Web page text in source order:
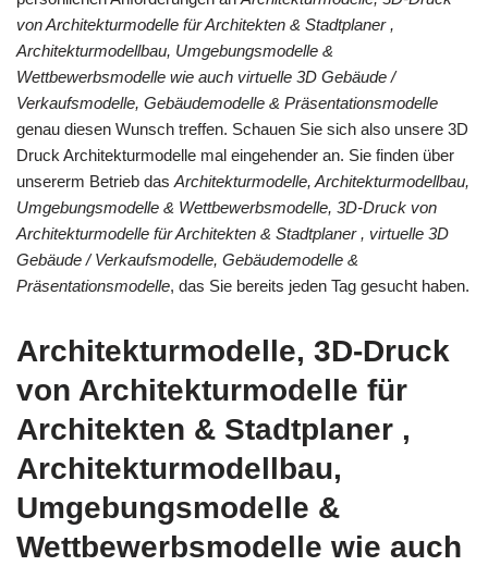
von Architekturmodelle für Architekten & Stadtplaner ,
Architekturmodellbau, Umgebungsmodelle &
Wettbewerbsmodelle wie auch virtuelle 3D Gebäude /
Verkaufsmodelle, Gebäudemodelle & Präsentationsmodelle
genau diesen Wunsch treffen. Schauen Sie sich also unsere 3D
Druck Architekturmodelle mal eingehender an. Sie finden über
unsererm Betrieb das Architekturmodelle, Architekturmodellbau,
Umgebungsmodelle & Wettbewerbsmodelle, 3D-Druck von
Architekturmodelle für Architekten & Stadtplaner , virtuelle 3D
Gebäude / Verkaufsmodelle, Gebäudemodelle &
Präsentationsmodelle, das Sie bereits jeden Tag gesucht haben.
Architekturmodelle, 3D-Druck
von Architekturmodelle für
Architekten & Stadtplaner ,
Architekturmodellbau,
Umgebungsmodelle &
Wettbewerbsmodelle wie auch